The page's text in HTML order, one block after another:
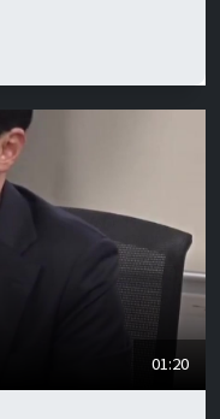
01:20